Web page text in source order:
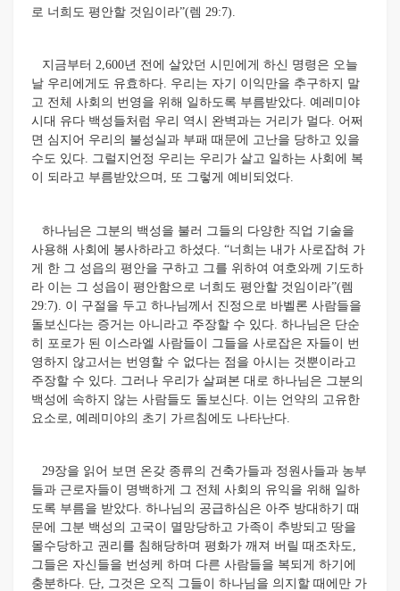
로 너희도 평안할 것임이라”(렘 29:7).
지금부터 2,600년 전에 살았던 시민에게 하신 명령은 오늘
날 우리에게도 유효하다. 우리는 자기 이익만을 추구하지 말
고 전체 사회의 번영을 위해 일하도록 부름받았다. 예레미야
시대 유다 백성들처럼 우리 역시 완벽과는 거리가 멀다. 어쩌
면 심지어 우리의 불성실과 부패 때문에 고난을 당하고 있을
수도 있다. 그럴지언정 우리는 우리가 살고 일하는 사회에 복
이 되라고 부름받았으며, 또 그렇게 예비되었다.
하나님은 그분의 백성을 불러 그들의 다양한 직업 기술을
사용해 사회에 봉사하라고 하셨다. “너희는 내가 사로잡혀 가
게 한 그 성읍의 평안을 구하고 그를 위하여 여호와께 기도하
라 이는 그 성읍이 평안함으로 너희도 평안할 것임이라”(렘
29:7). 이 구절을 두고 하나님께서 진정으로 바벨론 사람들을
돌보신다는 증거는 아니라고 주장할 수 있다. 하나님은 단순
히 포로가 된 이스라엘 사람들이 그들을 사로잡은 자들이 번
영하지 않고서는 번영할 수 없다는 점을 아시는 것뿐이라고
주장할 수 있다. 그러나 우리가 살펴본 대로 하나님은 그분의
백성에 속하지 않는 사람들도 돌보신다. 이는 언약의 고유한
요소로, 예레미야의 초기 가르침에도 나타난다.
29장을 읽어 보면 온갖 종류의 건축가들과 정원사들과 농부
들과 근로자들이 명백하게 그 전체 사회의 유익을 위해 일하
도록 부름을 받았다. 하나님의 공급하심은 아주 방대하기 때
문에 그분 백성의 고국이 멸망당하고 가족이 추방되고 땅을
몰수당하고 권리를 침해당하며 평화가 깨져 버릴 때조차도,
그들은 자신들을 번성케 하며 다른 사람들을 복되게 하기에
충분하다. 단, 그것은 오직 그들이 하나님을 의지할 때에만 가